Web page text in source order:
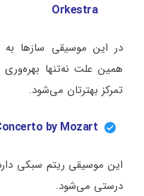
Orkestra
در این موسیقی سازها
همین علت نه‌تنها
تمرکز بهترتان می‌شود.
by Mozart
این موسیقی ریتم سبکی
درستی می‌شود.